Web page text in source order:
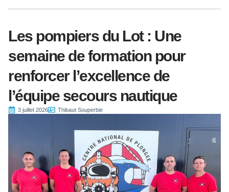
Les pompiers du Lot : Une
semaine de formation pour
renforcer l’excellence de
l’équipe secours nautique
3 juillet 2026 Thibaut Souperbie